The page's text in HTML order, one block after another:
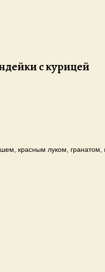
с курицей
красным луком, гранатом,